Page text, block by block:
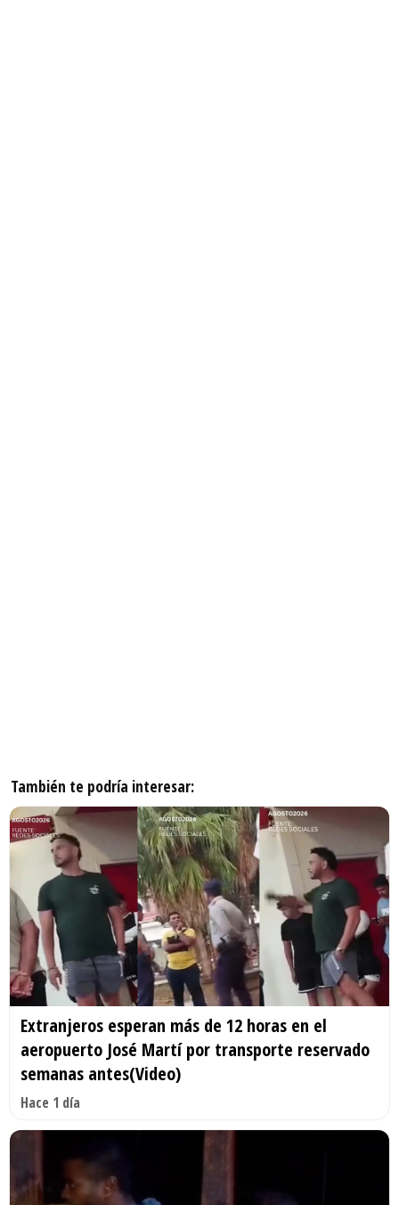
También te podría interesar:
Extranjeros esperan más de 12 horas en el
aeropuerto José Martí por transporte reservado
semanas antes(Video)
Hace 1 día